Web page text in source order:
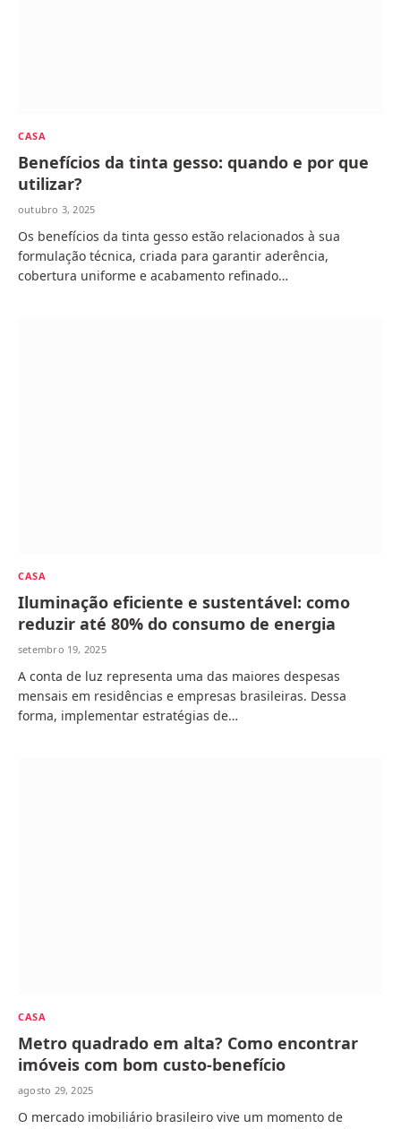
CASA
Benefícios da tinta gesso: quando e por que
utilizar?
outubro 3, 2025
Os benefícios da tinta gesso estão relacionados à sua
formulação técnica, criada para garantir aderência,
cobertura uniforme e acabamento refinado…
CASA
Iluminação eficiente e sustentável: como
reduzir até 80% do consumo de energia
setembro 19, 2025
A conta de luz representa uma das maiores despesas
mensais em residências e empresas brasileiras. Dessa
forma, implementar estratégias de…
CASA
Metro quadrado em alta? Como encontrar
imóveis com bom custo-benefício
agosto 29, 2025
O mercado imobiliário brasileiro vive um momento de